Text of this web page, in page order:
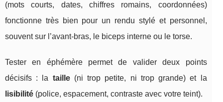
(mots courts, dates, chiffres romains, coordonnées)
fonctionne très bien pour un rendu stylé et personnel,
souvent sur l’avant-bras, le biceps interne ou le torse.
Tester en éphémère permet de valider deux points
décisifs : la taille(ni trop petite, ni trop grande) et la
lisibilité (police, espacement, contraste avec votre teint).